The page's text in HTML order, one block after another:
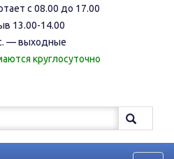
с 08.00 до 17.00
13.00-14.00
— выходные
круглосуточно